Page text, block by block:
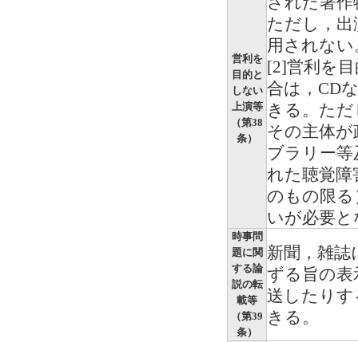
営利を
目的と
しない
上演等
（第38
条）
ただし，
用されない
[2]営利を
合は，CD
きる。た
その主体が
ブラリー等
れた聴覚障
のもの限る
いが必要と
時事問
題に関
する論
説の転
載等
（第39
条）
新聞，雑誌
ずる旨の
送したり
きる。